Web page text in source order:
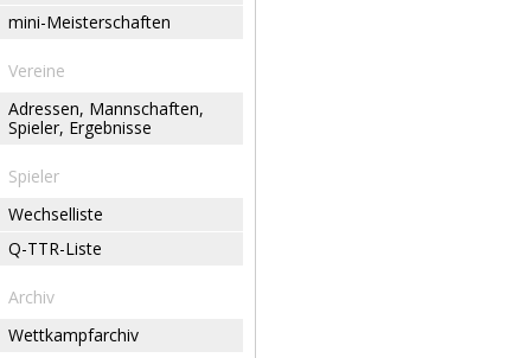
mini-Meisterschaften
Vereine
Adressen, Mannschaften,
Spieler, Ergebnisse
Spieler
Wechselliste
Q-TTR-Liste
Archiv
Wettkampfarchiv